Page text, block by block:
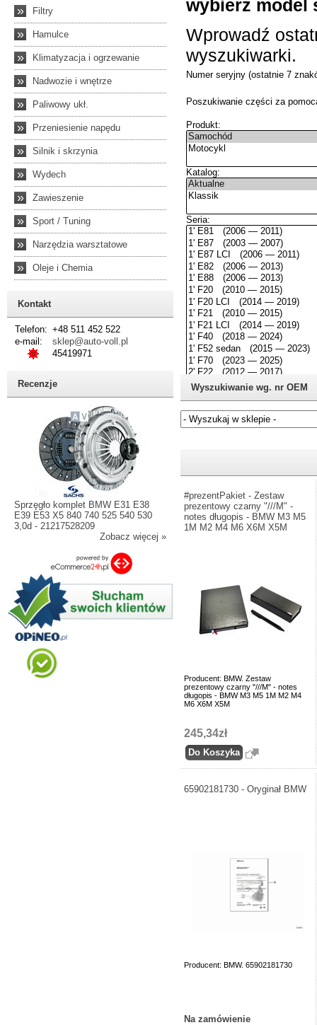
» Filtry
» Hamulce
» Klimatyzacja i ogrzewanie
» Nadwozie i wnętrze
» Paliwowy ukł.
» Przeniesienie napędu
» Silnik i skrzynia
» Wydech
» Zawieszenie
» Sport / Tuning
» Narzędzia warsztatowe
» Oleje i Chemia
Kontakt
Telefon: +48 511 452 522
e-mail:
sklep@auto-voll.pl
45419971
Recenzje
Sprzęgło komplet BMW E31 E38
E39 E53 X5 840 740 525 540 530
3,0d - 21217528209
Zobacz więcej »
Wyszukiwanie wg. nr OEM
#prezentPakiet - Zestaw
prezentowy czarny "///M" -
notes długopis - BMW M3 M5
1M M2 M4 M6 X6M X5M
Producent: BMW. Zestaw
prezentowy czarny "///M" - notes
długopis - BMW M3 M5 1M M2 M4
M6 X6M X5M
245,34zł
65902181730 - Oryginał BMW
Producent: BMW. 65902181730
Na zamówienie